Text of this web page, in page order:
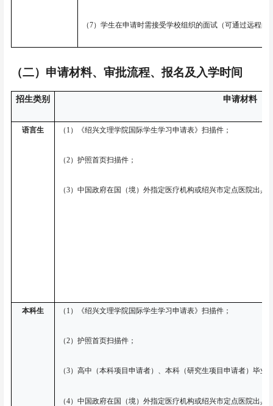
（7）学生在申请时需接受学校组织的面试（可通过远程
（二）申请材料、审批流程、报名及 入学时间
招生类别 申请材料
语言生 （ 1）《绍兴文理学院国际学生学习申请表》扫描件；
（2）护照首页扫描件；
（3）中国政府在国（境）外指定医疗机构或绍兴市定点医院出具
本科生 （ 1）《绍兴文理学院国际学生学习申请表》扫描件；
（2）护照首页扫描件；
（3）高中（本科项目申请者）、本科（研究生项目申请者）毕业
（4）中国政府在国（境）外指定医疗机构或绍兴市定点医院出具